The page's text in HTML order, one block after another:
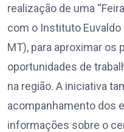
realização de uma
com o Instituto Euvaldo
MT), para aproximar os
oportunidades de
na região. A iniciativa
acompanhamento dos
informações sobre o